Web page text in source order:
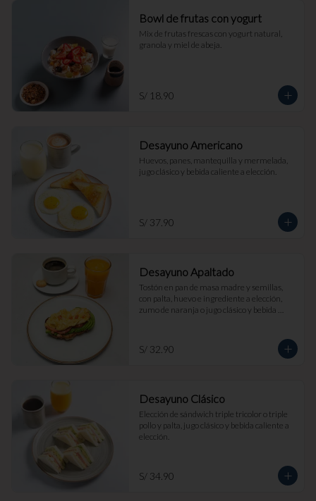
Bowl de frutas con yogurt
Mix de frutas frescas con yogurt natural,
granola y miel de abeja.
S/ 18.90
Desayuno Americano
Huevos, panes, mantequilla y mermelada,
jugo clásico y bebida caliente a elección.
S/ 37.90
Desayuno Apaltado
Tostón en pan de masa madre y semillas,
con palta, huevo e ingrediente a elección,
zumo de naranja o jugo clásico y bebida
S/ 32.90
Desayuno Clásico
Elección de sándwich triple tricolor o triple
pollo y palta, jugo clásico y bebida caliente a
elección.
S/ 34.90